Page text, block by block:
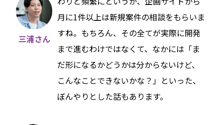
三浦さん
月に1件以上は新規案件の相談をもらいま
すね。もちろん、その全てが実際に開発
まで進むわけではなくて、なかには「ま
だ形になるかどうかは分からないけど、
こんなことできないかな？」といった、
ぼんやりとした話もあります。